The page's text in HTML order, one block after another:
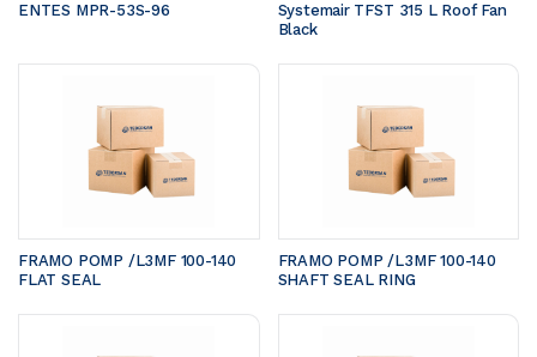
ENTES MPR-53S-96
Systemair TFST 315 L Roof Fan
Black
FRAMO POMP /L3MF 100-140
FLAT SEAL
FRAMO POMP /L3MF 100-140
SHAFT SEAL RING